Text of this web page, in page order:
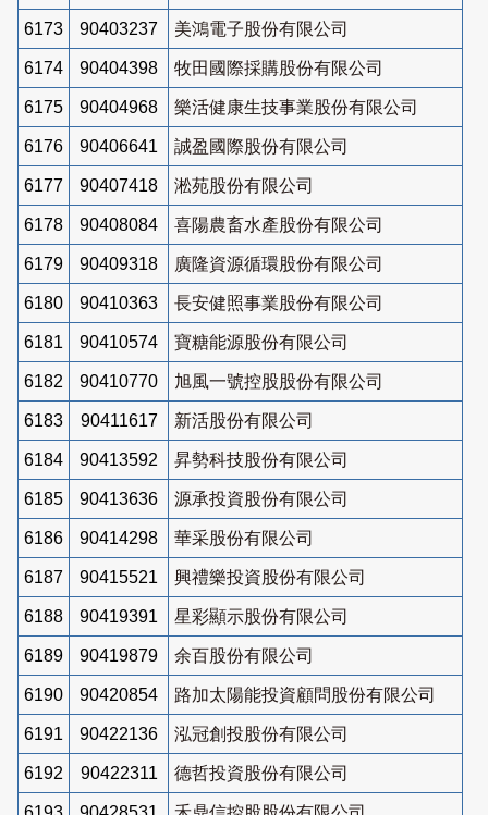
6173 90403237 美鴻電子股份有限公司
6174 90404398 牧田國際採購股份有限公司
6175 90404968 樂活健康生技事業股份有限公司
6176 90406641 誠盈國際股份有限公司
6177 90407418 淞苑股份有限公司
6178 90408084 喜陽農畜水產股份有限公司
6179 90409318 廣隆資源循環股份有限公司
6180 90410363 長安健照事業股份有限公司
6181 90410574 寶糖能源股份有限公司
6182 90410770 旭風一號控股股份有限公司
6183 90411617 新活股份有限公司
6184 90413592 昇勢科技股份有限公司
6185 90413636 源承投資股份有限公司
6186 90414298 華采股份有限公司
6187 90415521 興禮樂投資股份有限公司
6188 90419391 星彩顯示股份有限公司
6189 90419879 余百股份有限公司
6190 90420854 路加太陽能投資顧問股份有限公司
6191 90422136 泓冠創投股份有限公司
6192 90422311 德哲投資股份有限公司